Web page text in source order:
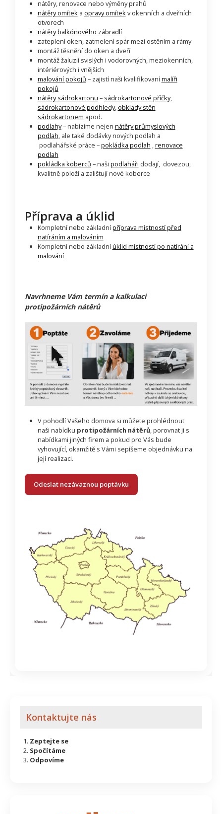
nátěry, renovace nebo výměny prahů
nátěry omíteka opravy omítekv okenních a dveřních
otvorech
nátěry balkónového zábradlí
zateplení oken, zatmelení spár mezi ostěním a rámy
montáž těsnění do oken a dveří
montáž žaluzií svislých i vodorovných, meziokenních,
intériérových i vnějších
malování pokojů – zajistí naši kvalifikovanímalíři
pokojů
nátěry sádrokartonu – sádrokartonové příčky,
sádrokartonové podhledy, obklady stěn
sádrokartonem apod.
podlahy– nabízíme nejen nátěry průmyslových
podlah, ale také dodávky nových podlah a
podlahářské práce –pokládka podlah ,renovace
podlah
pokládka koberců – naši podlaháři dodají, dovezou,
kvalitně položí a zalištují nové koberce
Příprava a úklid
Kompletní nebo základnípříprava místností před
natíráním a malováním
Kompletní nebo základníúklid místností po natírání a
malování
Navrhneme Vám termín a kalkulaci
protipožárních nátěrů
V pohodlí Vašeho domova si můžete prohlédnout
naši nabídku protipožárních nátěrů, porovnat ji s
nabídkami jiných firem a pokud pro Vás bude
vyhovující, okamžitě s Vámi sepíšeme objednávku na
její realizaci.
Odeslat nezávaznou poptávku
Kontaktujte nás
Zeptejte se
Spočítáme
Odpovíme